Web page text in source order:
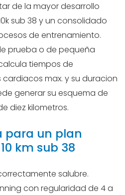
de la mayor desarrollo
sub 38 y un consolidado
de entrenamiento.
prueba o de pequeña
tiempos de
max. y su duracion
generar su esquema de
diez kilometros.
para un plan
km sub 38
salubre.
con regularidad de 4 a